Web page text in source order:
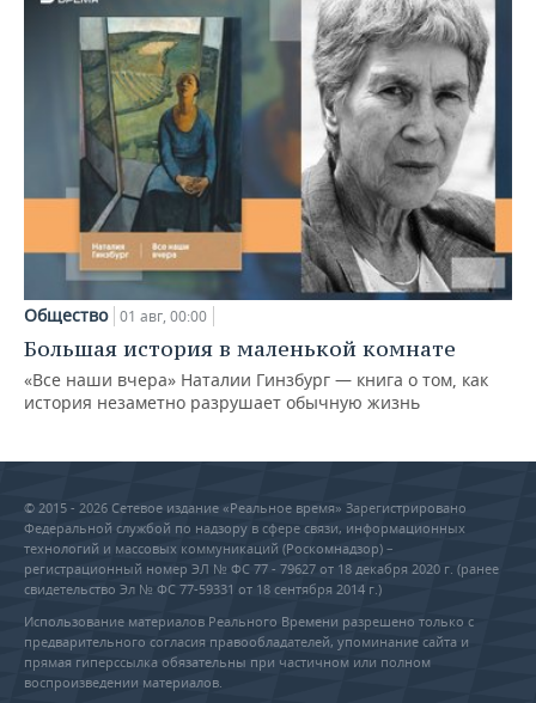
Общество 01 авг, 00:00
Большая история в маленькой комнате
«Все наши вчера» Наталии Гинзбург — книга о том, как
история незаметно разрушает обычную жизнь
© 2015 - 2026 Сетевое издание «Реальное время» Зарегистрировано
Федеральной службой по надзору в сфере связи, информационных
технологий и массовых коммуникаций (Роскомнадзор) –
регистрационный номер ЭЛ № ФС 77 - 79627 от 18 декабря 2020 г. (ранее
свидетельство Эл № ФС 77-59331 от 18 сентября 2014 г.)
Использование материалов Реального Времени разрешено только с
предварительного согласия правообладателей, упоминание сайта и
прямая гиперссылка обязательны при частичном или полном
воспроизведении материалов.